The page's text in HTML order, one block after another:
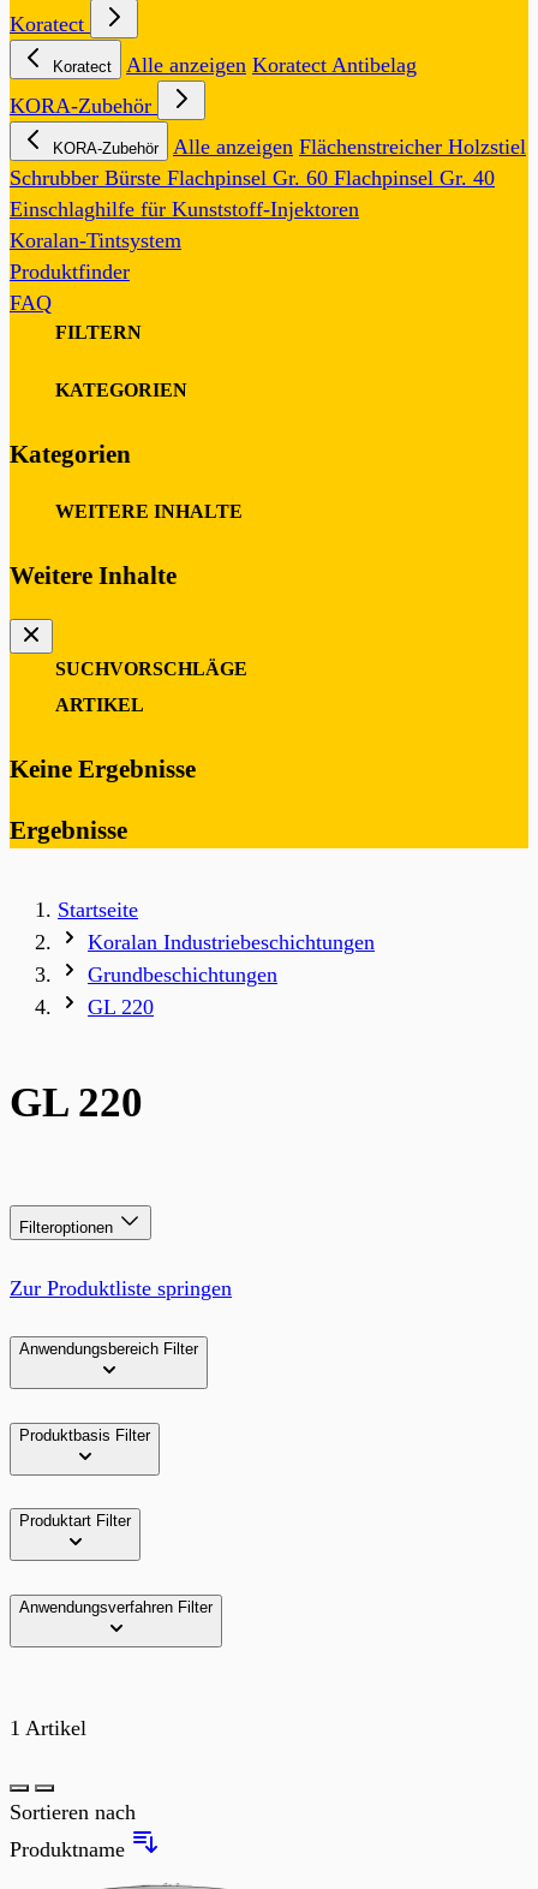
Koratect
Koratect Alle anzeigen Koratect Antibelag
KORA-Zubehör
KORA-Zubehör Alle anzeigen Flächenstreicher Holzstiel
Schrubber Bürste Flachpinsel Gr. 60 Flachpinsel Gr. 40
Einschlaghilfe für Kunststoff-Injektoren
Koralan-Tintsystem
Produktfinder
FAQ
FILTERN
KATEGORIEN
Kategorien
WEITERE INHALTE
Weitere Inhalte
SUCHVORSCHLÄGE
ARTIKEL
Keine Ergebnisse
Ergebnisse
Startseite
Koralan Industriebeschichtungen
Grundbeschichtungen
GL 220
GL 220
Filteroptionen
Zur Produktliste springen
Anwendungsbereich Filter
Produktbasis Filter
Produktart Filter
Anwendungsverfahren Filter
1 Artikel
Liste
Sortieren nach
Produktname